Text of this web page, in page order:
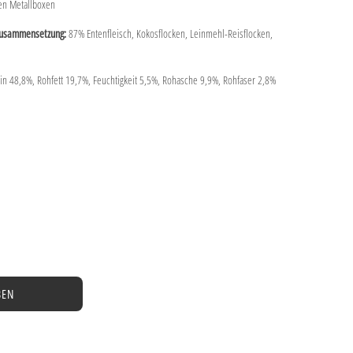
Metallboxen
87% Entenfleisch, Kokosflocken, Leinmehl-Reisflocken,
48,8%, Rohfett 19,7%, Feuchtigkeit 5,5%, Rohasche 9,9%, Rohfaser 2,8%